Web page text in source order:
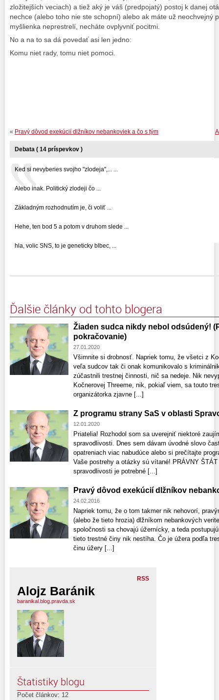
zložitejších veciach) a tiež aký je váš (predpojatý) postoj k danej
nechce (alebo toho nie ste schopní) alebo ak máte už neochvejný
myšlienka neprestrelí, necháte ovplyvniť pocitmi.
No a na to sa dá povedať asi len jedno:
Komu niet rady, tomu niet pomoci.
« Pravý dôvod exekúcií dlžníkov nebankoviek a čo s tým
Debata ( 14 príspevkov )
Ked si nevyberies svojho "zlodeja",... ...
Alebo inak. Politický zlodeji čo ...
Základným rozhodnutím je, či voliť ...
Hehe, ten bod 5 a potom v druhom slede ...
hla, volic SNS, to je geneticky blbec, ...
Ďalšie články od tohto blogera
Žiaden sudca nikdy nebol odsúdený!
pokračovanie)
27.01.2020
Všimnite si drobnosť. Napriek tomu, že všetci z
veľa sudcov tak či onak komunikovalo s
zúčastnili trestnej činnosti, nič sa nedeje. Nik
Kočnerovej Threeme, nik, pokiaľ viem, sa touto
organizátorka zjavne [...]
Z programu strany SaS v oblasti
12.01.2020
Priatelia! Rozhodol som sa uverejniť niektoré
spravodlivosti. Dnes sem dávam úvodné slovo
opatreniach viac nabudúce alebo si prečítajte
Vaše postrehy a otázky sú vítané! PRÁVNY
spravodlivosti je potrebné [...]
Pravý dôvod exekúcií dlžníkov
24.02.2016
Napriek tomu, že o tom takmer nik nehovorí,
(alebo že tieto hrozia) dlžníkom nebankových
spoločnosti sa chovajú úžernícky, a teda
tieto trestné činy nik nestíha. Čo je úžera podľa
činu úžery [...]
RSS
Alojz Baránik
baranikal.blog.pravda.sk
Štatistiky blogu
Počet článkov: 12